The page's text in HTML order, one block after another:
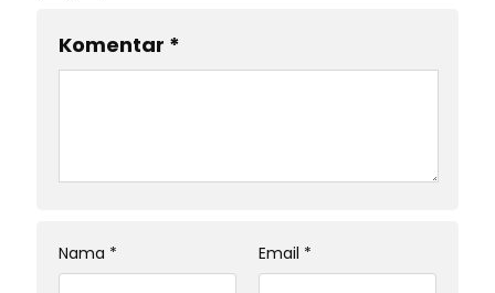
Komentar *
Nama * Email *